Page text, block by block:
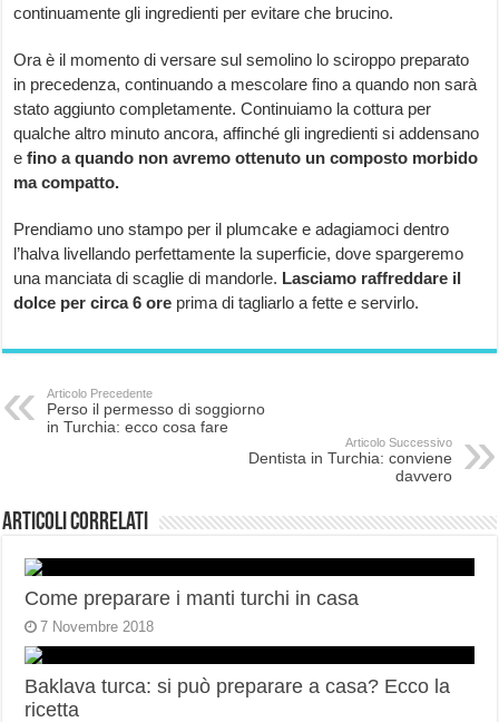
continuamente gli ingredienti per evitare che brucino.
Ora è il momento di versare sul semolino lo sciroppo preparato
in precedenza, continuando a mescolare fino a quando non sarà
stato aggiunto completamente. Continuiamo la cottura per
qualche altro minuto ancora, affinché gli ingredienti si addensano
e fino a quando non avremo ottenuto un composto morbido
ma compatto.
Prendiamo uno stampo per il plumcake e adagiamoci dentro
l’halva livellando perfettamente la superficie, dove spargeremo
una manciata di scaglie di mandorle. Lasciamo raffreddare il
dolce per circa 6 ore prima di tagliarlo a fette e servirlo.
Articolo Precedente
Perso il permesso di soggiorno
in Turchia: ecco cosa fare
Articolo Successivo
Dentista in Turchia: conviene
davvero
Articoli correlati
Come preparare i manti turchi in casa
7 Novembre 2018
Baklava turca: si può preparare a casa? Ecco la
ricetta